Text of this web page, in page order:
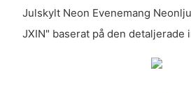
Julskylt Neon Evenemang
JXIN" baserat på den detaljerade